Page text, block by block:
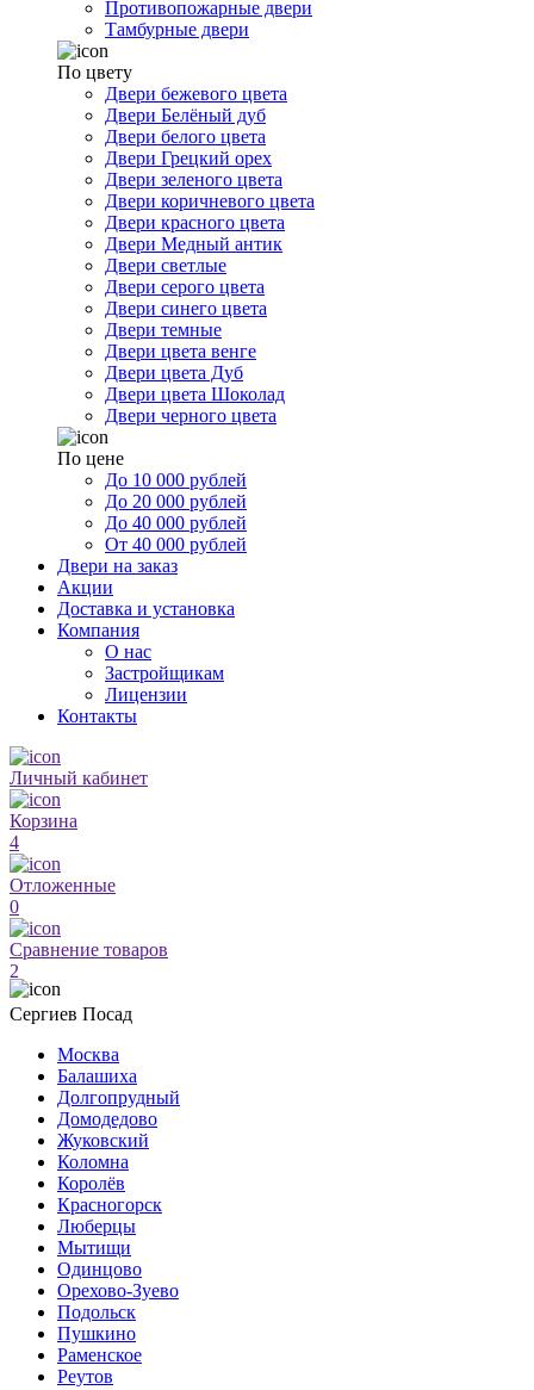
Противопожарные двери
Тамбурные двери
По цвету
Двери бежевого цвета
Двери Белёный дуб
Двери белого цвета
Двери Грецкий орех
Двери зеленого цвета
Двери коричневого цвета
Двери красного цвета
Двери Медный антик
Двери светлые
Двери серого цвета
Двери синего цвета
Двери темные
Двери цвета венге
Двери цвета Дуб
Двери цвета Шоколад
Двери черного цвета
По цене
До 10 000 рублей
До 20 000 рублей
До 40 000 рублей
От 40 000 рублей
Двери на заказ
Акции
Доставка и установка
Компания
О нас
Застройщикам
Лицензии
Контакты
Личный кабинет
Корзина
4
Отложенные
0
Сравнение товаров
2
Сергиев Посад
Москва
Балашиха
Долгопрудный
Домодедово
Жуковский
Коломна
Королёв
Красногорск
Люберцы
Мытищи
Одинцово
Орехово-Зуево
Подольск
Пушкино
Раменское
Реутов